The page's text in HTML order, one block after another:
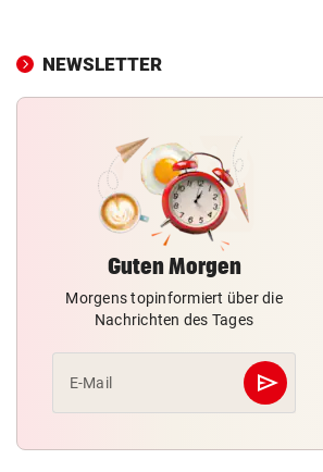
NEWSLETTER
Guten Morgen
Morgens topinformiert über die
Nachrichten des Tages
E-Mail send